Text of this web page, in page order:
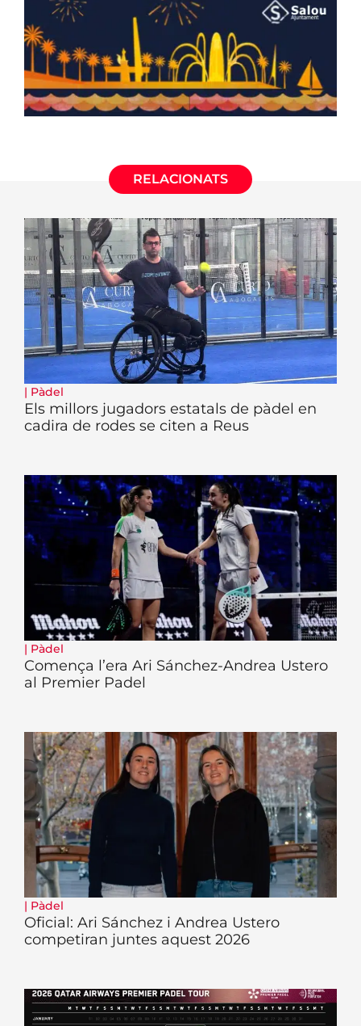
RELACIONATS
| Pàdel
Els millors jugadors estatals de pàdel en
cadira de rodes se citen a Reus
| Pàdel
Comença l’era Ari Sánchez-Andrea Ustero
al Premier Padel
| Pàdel
Oficial: Ari Sánchez i Andrea Ustero
competiran juntes aquest 2026